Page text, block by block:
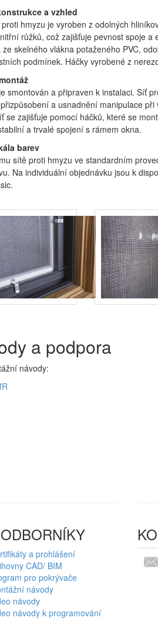
a vzhled
hmyzu je vyroben z odolných
růžků, což zajišťuje pevnost spoje a
skelného vlákna potaženého PVC,
podmínek. Háčky vyrobené z
smontován a připraven k instalaci. Síť
a usnadnění manipulace
se zajišťuje pomocí háčků, které se
a trvalé spojení s rámem okna.
barev
sítě proti hmyzu ve standardním
Na individuální objednávku jsou k
a podpora
návody:
a prohlášení
CAD/ BIM
pro pokrývače
návody
návody
návody k programování